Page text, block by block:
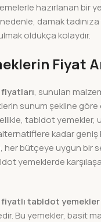
hazırlanan bir
nedenle, damak
oldukça kolaydır.
Fiyat
, sunulan
sunum şekline göre
tabldot yemekler,
kadar geniş
her bütçeye uygun bir
yemeklerde
tabldot yemekler
Bu yemekler, basit